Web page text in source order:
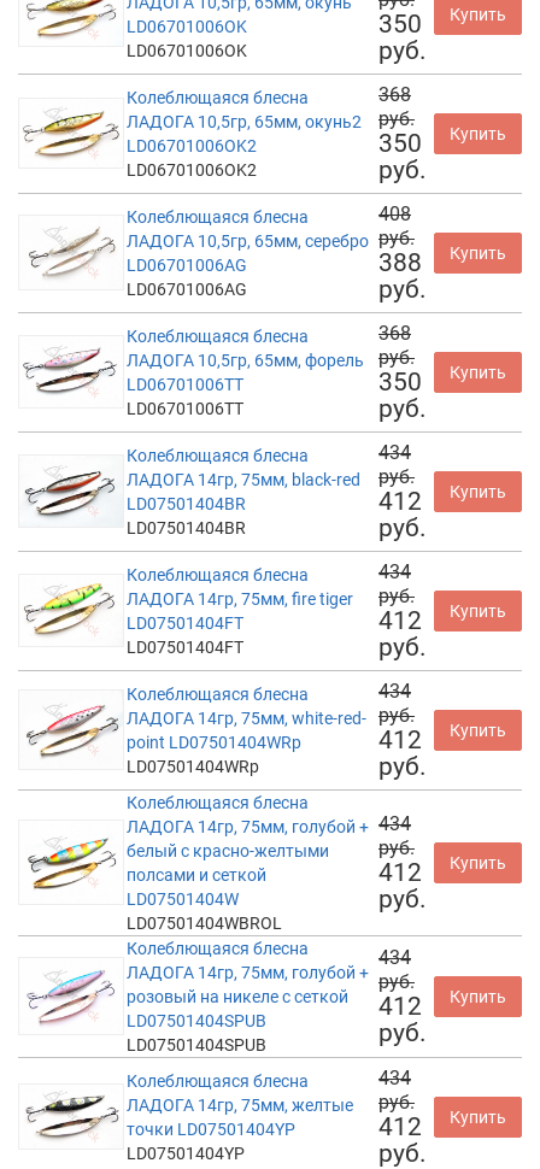
LD06701006OK
LD06701006OK
350
руб.
Купить
Колеблющаяся блесна
ЛАДОГА 10,5гр, 65мм, окунь2
LD06701006OK2
LD06701006OK2
368
руб.
350
руб.
Купить
Колеблющаяся блесна
ЛАДОГА 10,5гр, 65мм, серебро
LD06701006AG
LD06701006AG
408
руб.
388
руб.
Купить
Колеблющаяся блесна
ЛАДОГА 10,5гр, 65мм, форель
LD06701006TT
LD06701006TT
368
руб.
350
руб.
Купить
Колеблющаяся блесна
ЛАДОГА 14гр, 75мм, black-red
LD07501404BR
LD07501404BR
434
руб.
412
руб.
Купить
Колеблющаяся блесна
ЛАДОГА 14гр, 75мм, fire tiger
LD07501404FT
LD07501404FT
434
руб.
412
руб.
Купить
Колеблющаяся блесна
ЛАДОГА 14гр, 75мм, white-red-
point LD07501404WRp
LD07501404WRp
434
руб.
412
руб.
Купить
Колеблющаяся блесна
ЛАДОГА 14гр, 75мм, голубой +
белый с красно-желтыми
полсами и сеткой
LD07501404W
LD07501404WBROL
434
руб.
412
руб.
Купить
Колеблющаяся блесна
ЛАДОГА 14гр, 75мм, голубой +
розовый на никеле с сеткой
LD07501404SPUB
LD07501404SPUB
434
руб.
412
руб.
Купить
Колеблющаяся блесна
ЛАДОГА 14гр, 75мм, желтые
точки LD07501404YP
LD07501404YP
434
руб.
412
руб.
Купить